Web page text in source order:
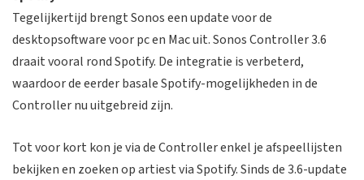
Tegelijkertijd brengt Sonos een update voor de
desktopsoftware voor pc en Mac uit. Sonos Controller 3.6
draait vooral rond Spotify. De integratie is verbeterd,
waardoor de eerder basale Spotify-mogelijkheden in de
Controller nu uitgebreid zijn.
Tot voor kort kon je via de Controller enkel je afspeellijsten
bekijken en zoeken op artiest via Spotify. Sinds de 3.6-update